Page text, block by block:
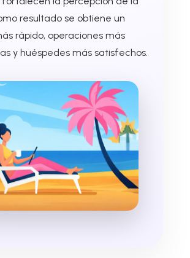
resultado se obtiene un
rápido, operaciones más
y huéspedes más satisfechos.